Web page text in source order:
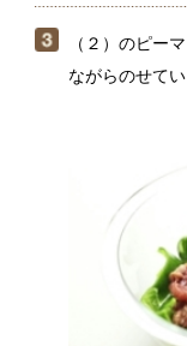
電子レンジ（
く混ぜ合わせて
残っている場合